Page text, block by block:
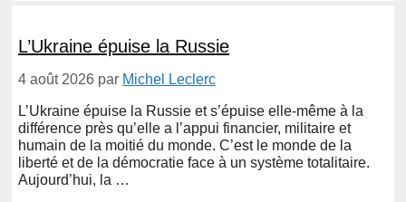
L’Ukraine épuise la Russie
4 août 2026 par Michel Leclerc
L’Ukraine épuise la Russie et s’épuise elle-même à la
différence près qu’elle a l’appui financier, militaire et
humain de la moitié du monde. C’est le monde de la
liberté et de la démocratie face à un système totalitaire.
Aujourd’hui, la …